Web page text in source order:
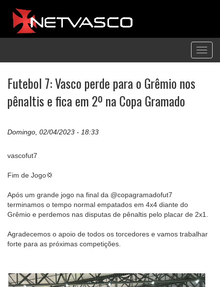
Futebol 7: Vasco perde para o Grêmio nos
pênaltis e fica em 2º na Copa Gramado
Domingo, 02/04/2023 - 18:33
vascofut7
Fim de Jogo💢
Após um grande jogo na final da @copagramadofut7
terminamos o tempo normal empatados em 4x4 diante do
Grêmio e perdemos nas disputas de pênaltis pelo placar de 2x1.
Agradecemos o apoio de todos os torcedores e vamos trabalhar
forte para as próximas competições.